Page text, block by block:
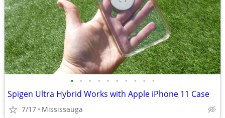
• • • • • • • • • •
Spigen Ultra Hybrid Works with Apple iPhone 11 Case
7/17 Mississauga